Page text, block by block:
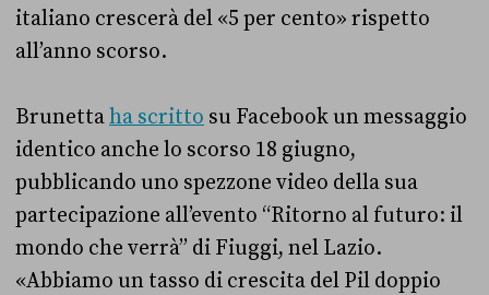
italiano crescerà del «5 per cento» rispetto
all’anno scorso.
Brunettaha scritto su Facebook un messaggio
identico anche lo scorso 18 giugno,
pubblicando uno spezzone video della sua
partecipazione all’evento “Ritorno al futuro: il
mondo che verrà” di Fiuggi, nel Lazio.
«Abbiamo un tasso di crescita del Pil doppio